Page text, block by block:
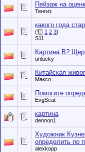
Пейзаж на
Тенгиз
какого года
( 1 2 3)
S11
Картина В?
unlucky
Китайская
Максо
Помогите
EvgScat
картина
dennon1
Художник
определить по
alexkopp